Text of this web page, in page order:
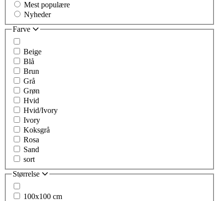
Mest populære
Nyheder
Farve
Beige
Blå
Brun
Grå
Grøn
Hvid
Hvid/Ivory
Ivory
Koksgrå
Rosa
Sand
sort
Størrelse
100x100 cm